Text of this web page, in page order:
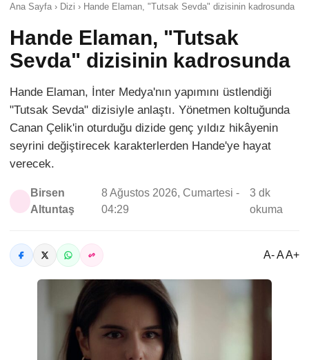
Ana Sayfa › Dizi › Hande Elaman, "Tutsak Sevda" dizisinin kadrosunda
Hande Elaman, "Tutsak
Sevda" dizisinin kadrosunda
Hande Elaman, İnter Medya'nın yapımını üstlendiği
"Tutsak Sevda" dizisiyle anlaştı. Yönetmen koltuğunda
Canan Çelik'in oturduğu dizide genç yıldız hikâyenin
seyrini değiştirecek karakterlerden Hande'ye hayat
verecek.
Birsen
Altuntaş
8 Ağustos 2026, Cumartesi -
04:29
3 dk
okuma
A- A A+